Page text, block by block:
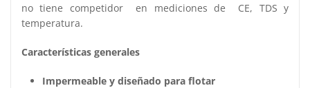
no tiene competidor en mediciones de CE, TDS y
temperatura.
Características generales
Impermeable y diseñado para flotar